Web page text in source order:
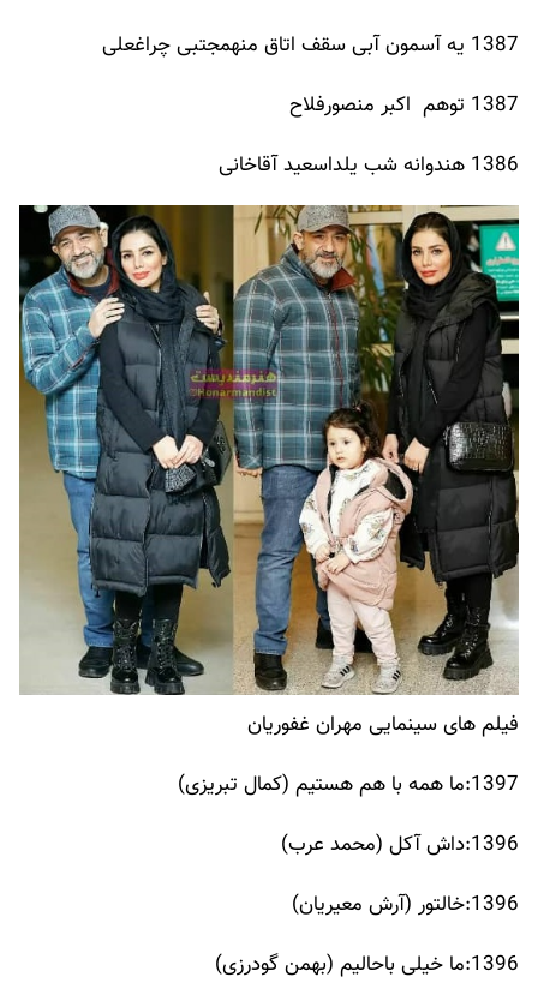
1387 یه آسمون آبی سقف اتاق منهمجتبی چراغعلی
1387 توهم اکبر منصورفلاح
1386 هندوانه شب یلداسعید آقاخانی
فیلم های سینمایی مهران غفوریان
1397:ما همه با هم هستیم (کمال تبریزی)
1396:داش آکل (محمد عرب)
1396:خالتور (آرش معیریان)
1396:ما خیلی باحالیم (بهمن گودرزی)